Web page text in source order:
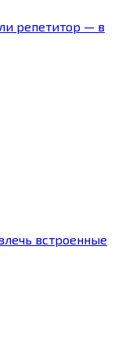
репетитор — в
встроенные